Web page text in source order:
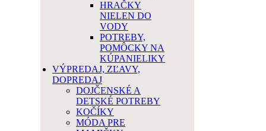
HRAČKY
NIELEN DO
VODY
POTREBY,
POMÔCKY NA
KÚPANIELIKY
VÝPREDAJ, ZĽAVY,
DOPREDAJ
DOJČENSKÉ A
DETSKÉ POTREBY
KOČÍKY
MÓDA PRE